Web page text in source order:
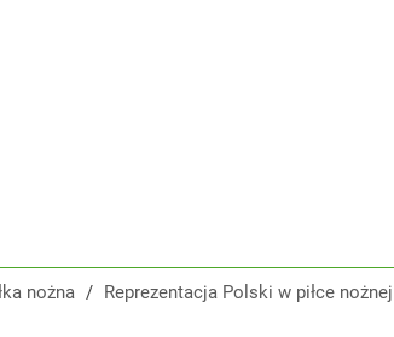
nożna / Reprezentacja Polski w piłce nożnej